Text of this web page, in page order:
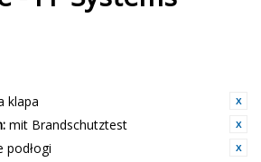
klapa
mit Brandschutztest
podłogi